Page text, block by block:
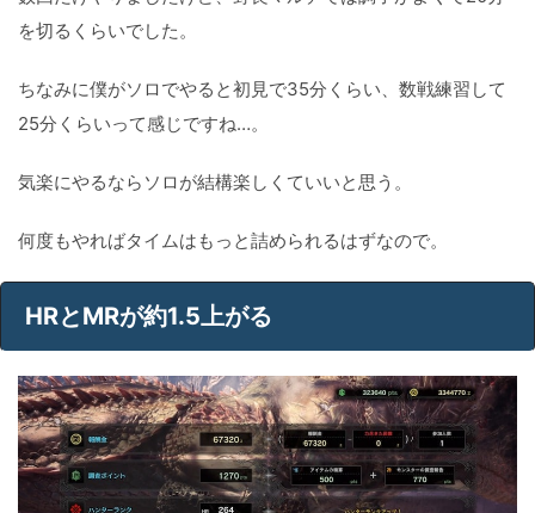
を切るくらいでした。
ちなみに僕がソロでやると初見で35分くらい、数戦練習して
25分くらいって感じですね…。
気楽にやるならソロが結構楽しくていいと思う。
何度もやればタイムはもっと詰められるはずなので。
HRとMRが約1.5上がる